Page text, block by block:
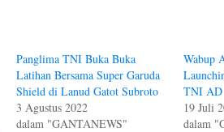
Panglima TNI Buka Buka
Latihan Bersama Super Garuda
Shield di Lanud Gatot Subroto
3 Agustus 2022
dalam "GANTANEWS"
Wabup
TNI AD
19 Juli
dalam